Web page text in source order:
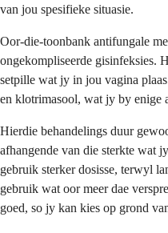
van jou spesifieke situasie.
Oor-die-toonbank antifungale
ongekompliseerde gisinfeksies.
setpille wat jy in jou vagina
en klotrimasool, wat jy by enige
Hierdie behandelings duur
afhangende van die sterkte wat
gebruik sterker dosisse, terwyl
gebruik wat oor meer dae
goed, so jy kan kies op grond